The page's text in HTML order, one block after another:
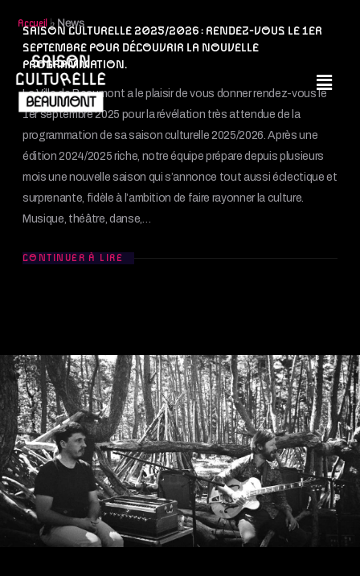
Accueil ♭ News
SAISON CULTURELLE 2025/2026 : RENDEZ-VOUS LE 1ER
SEPTEMBRE POUR DÉCOUVRIR LA NOUVELLE
PROGRAMMATION.
La Ville de Beaumont a le plaisir de vous donner rendez-vous le
1er septembre 2025 pour la révélation très attendue de la
programmation de sa saison culturelle 2025/2026. Après une
édition 2024/2025 riche, notre équipe prépare depuis plusieurs
mois une nouvelle saison qui s’annonce tout aussi éclectique et
surprenante, fidèle à l’ambition de faire rayonner la culture.
Musique, théâtre, danse,…
CONTINUER À LIRE